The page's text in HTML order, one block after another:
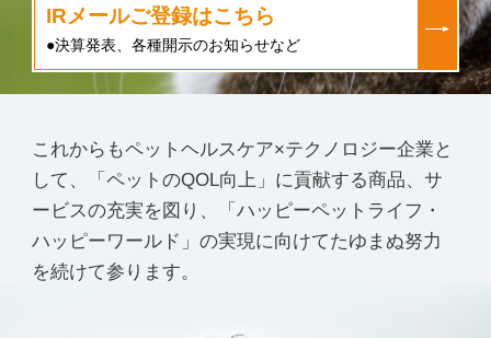
IRメールご登録はこちら
●決算発表、各種開示のお知らせなど
これからもペットヘルスケア×テクノロジー企業と
して、
「ペットのQOL向上」に貢献する商品、サ
ービスの充実を図り、
「ハッピーペットライフ・
ハッピーワールド」の実現に向けてたゆまぬ努力
を続けて参ります。